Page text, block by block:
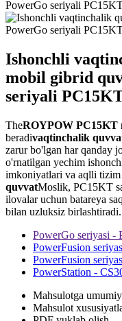
Ishonchli
mobil gibrid
seriyali
TheROYPOW PC15KT
beradivaqtinchalik
zarur bo'lgan har qanday
o'rnatilgan yechim
imkoniyatlari va aqlli
quvvatMoslik, PC15KT
ilovalar uchun batareya
bilan uzluksiz birlashtiradi.
PowerGo seriyasi -
PowerFusion
PowerFusion
PowerStation -
Mahsulotga
Mahsulot